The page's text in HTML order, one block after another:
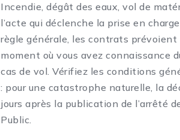
Incendie, dégât des eaux, vol de
l’acte qui déclenche la prise en
règle générale, les contrats prévoient
moment où vous avez connaissance
cas de vol. Vérifiez les conditions
: pour une catastrophe naturelle, la
jours après la publication de l’arrêté
Public.